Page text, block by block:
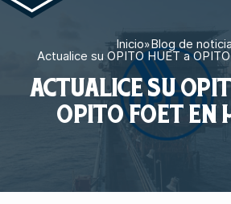
Inicio»Blog de
Actualice su OPITO HUET a
ACTUALICE SU
OPITO FOET EN